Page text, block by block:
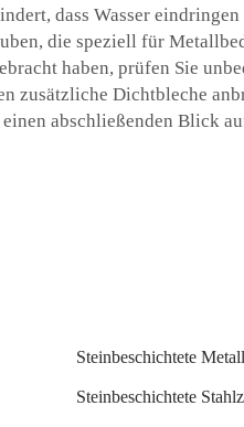
dass Wasser
die speziell für
haben, prüfen Sie
Dichtbleche
abschließenden Blick
Steinbeschichtete
Steinbeschichtete